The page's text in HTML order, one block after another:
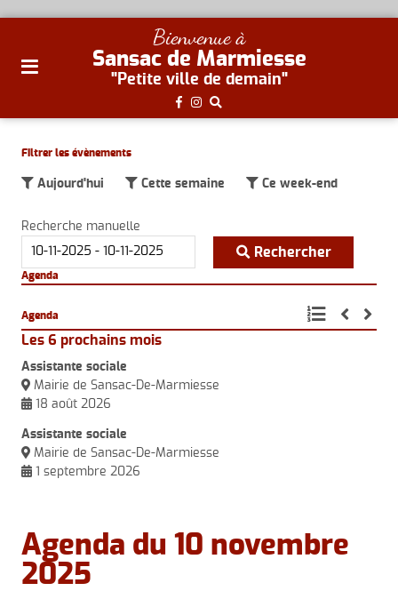
site
au
contenu
Bienvenue à
Sansac de Marmiesse
"Petite ville de demain"
Agenda du 10 novembre
2025
Filtrer les évènements
Aujourd'hui Cette semaine Ce week-end
Recherche manuelle
Rechercher
Agenda
Agenda
Les 6 prochains mois
18août 2026
Assistante sociale
Mairie de Sansac-De-Marmiesse
1septembre2026
Assistante sociale
Mairie de Sansac-De-Marmiesse